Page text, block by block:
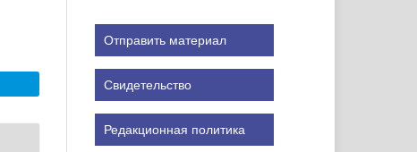
Отправить материал
Свидетельство
Редакционная политика